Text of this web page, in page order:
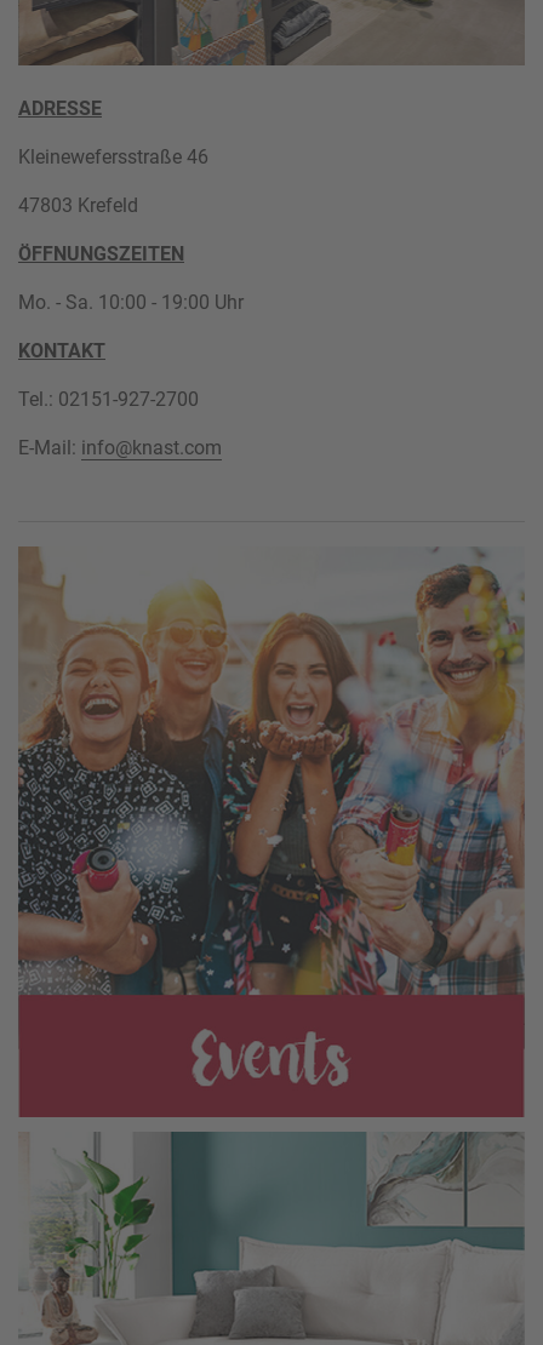
ADRESSE
Kleinewefersstraße 46
47803 Krefeld
ÖFFNUNGSZEITEN
Mo. - Sa. 10:00 - 19:00 Uhr
KONTAKT
Tel.: 02151-927-2700
E-Mail: info@knast.com